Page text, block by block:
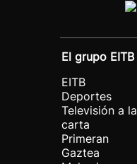
El grupo EITB
EITB
Deportes
Televisión a la
carta
Primeran
Gaztea